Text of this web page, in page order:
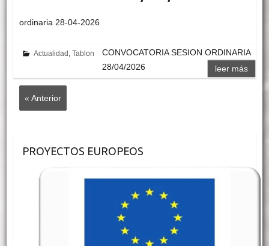
ordinaria 28-04-2026
Actualidad ,Tablon
CONVOCATORIA SESION ORDINARIA
28/04/2026
leer más
« Anterior
PROYECTOS EUROPEOS